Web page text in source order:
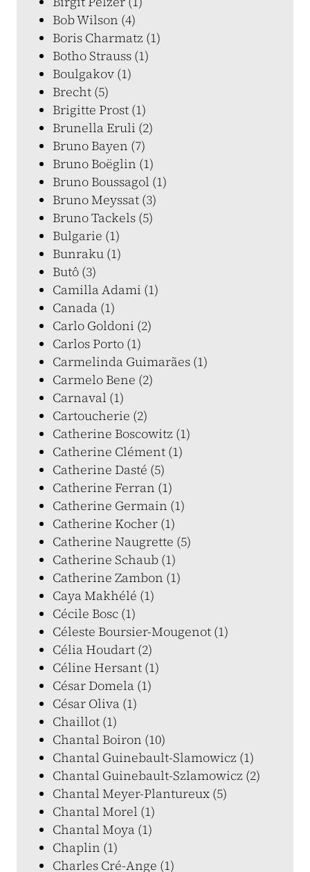
Bob Wilson (4)
Boris Charmatz (1)
Botho Strauss (1)
Boulgakov (1)
Brecht (5)
Brigitte Prost (1)
Brunella Eruli (2)
Bruno Bayen (7)
Bruno Boëglin (1)
Bruno Boussagol (1)
Bruno Meyssat (3)
Bruno Tackels (5)
Bulgarie (1)
Bunraku (1)
Butô (3)
Camilla Adami (1)
Canada (1)
Carlo Goldoni (2)
Carlos Porto (1)
Carmelinda Guimarães (1)
Carmelo Bene (2)
Carnaval (1)
Cartoucherie (2)
Catherine Boscowitz (1)
Catherine Clément (1)
Catherine Dasté (5)
Catherine Ferran (1)
Catherine Germain (1)
Catherine Kocher (1)
Catherine Naugrette (5)
Catherine Schaub (1)
Catherine Zambon (1)
Caya Makhélé (1)
Cécile Bosc (1)
Céleste Boursier-Mougenot (1)
Célia Houdart (2)
Céline Hersant (1)
César Domela (1)
César Oliva (1)
Chaillot (1)
Chantal Boiron (10)
Chantal Guinebault-Slamowicz (1)
Chantal Guinebault-Szlamowicz (2)
Chantal Meyer-Plantureux (5)
Chantal Morel (1)
Chantal Moya (1)
Chaplin (1)
Charles Cré-Ange (1)